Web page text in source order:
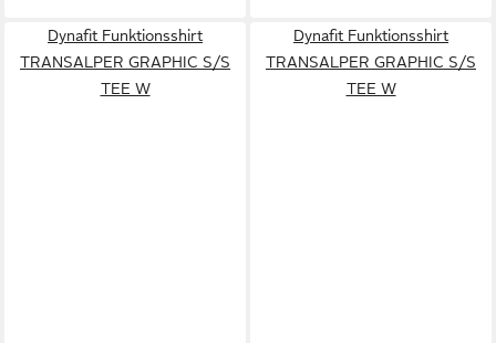
Dynafit Funktionsshirt
TRANSALPER GRAPHIC S/S
TEE W
Dynafit Funktionsshirt
TRANSALPER GRAPHIC S/S
TEE W